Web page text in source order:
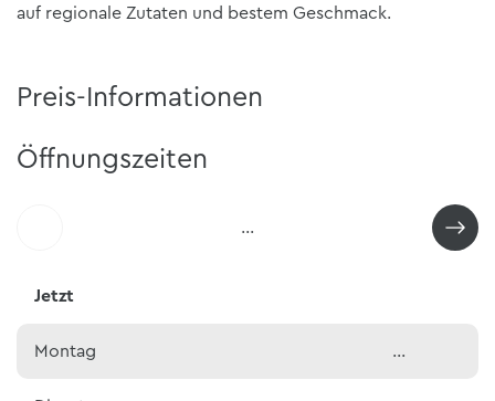
auf regionale Zutaten und bestem Geschmack.
Preis-Informationen
Öffnungszeiten
…
Jetzt
Montag …